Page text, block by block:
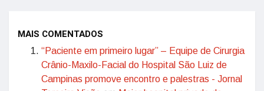
MAIS COMENTADOS
“Paciente em primeiro lugar” – Equipe de Cirurgia
Crânio-Maxilo-Facial do Hospital São Luiz de
Campinas promove encontro e palestras - Jornal